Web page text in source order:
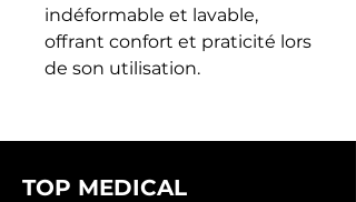
indéformable et lavable,
offrant confort et praticité lors
de son utilisation.
TOP MEDICAL